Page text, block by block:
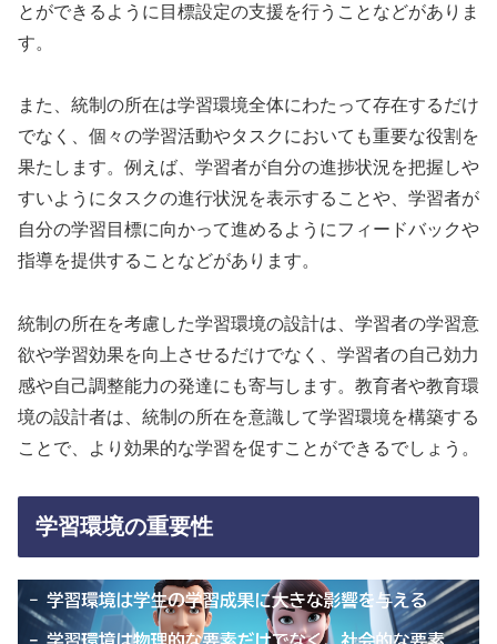
とができるように目標設定の支援を行うことなどがありま
す。
また、統制の所在は学習環境全体にわたって存在するだけ
でなく、個々の学習活動やタスクにおいても重要な役割を
果たします。例えば、学習者が自分の進捗状況を把握しや
すいようにタスクの進行状況を表示することや、学習者が
自分の学習目標に向かって進めるようにフィードバックや
指導を提供することなどがあります。
統制の所在を考慮した学習環境の設計は、学習者の学習意
欲や学習効果を向上させるだけでなく、学習者の自己効力
感や自己調整能力の発達にも寄与します。教育者や教育環
境の設計者は、統制の所在を意識して学習環境を構築する
ことで、より効果的な学習を促すことができるでしょう。
学習環境の重要性